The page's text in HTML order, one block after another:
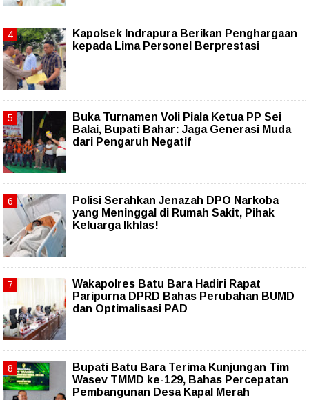
Kapolsek Indrapura Berikan Penghargaan
kepada Lima Personel Berprestasi
Buka Turnamen Voli Piala Ketua PP Sei
Balai, Bupati Bahar: Jaga Generasi Muda
dari Pengaruh Negatif
Polisi Serahkan Jenazah DPO Narkoba
yang Meninggal di Rumah Sakit, Pihak
Keluarga Ikhlas!
Wakapolres Batu Bara Hadiri Rapat
Paripurna DPRD Bahas Perubahan BUMD
dan Optimalisasi PAD
Bupati Batu Bara Terima Kunjungan Tim
Wasev TMMD ke-129, Bahas Percepatan
Pembangunan Desa Kapal Merah